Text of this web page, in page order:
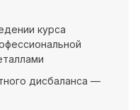
курса
дисбаланса —